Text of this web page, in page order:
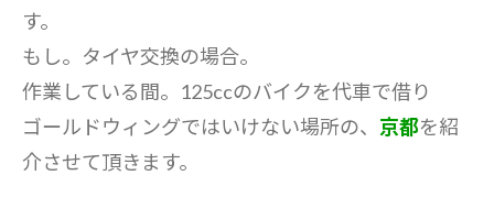
す。
もし。タイヤ交換の場合。
作業している間。125ccのバイクを代車で借り
ゴールドウィングではいけない場所の、 京都を紹
介させて頂きます。